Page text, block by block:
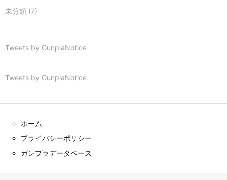
未分類 (7)
Tweets by GunplaNotice
Tweets by GunplaNotice
ホーム
プライバシーポリシー
ガンプラデータベース